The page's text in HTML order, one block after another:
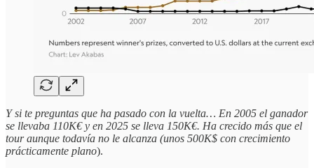
Y si te preguntas que ha pasado con la vuelta… En 2005 el ganador
se llevaba 110K€ y en 2025 se lleva 150K€. Ha crecido más que el
tour aunque todavía no le alcanza (unos 500K$ con crecimiento
prácticamente plano).